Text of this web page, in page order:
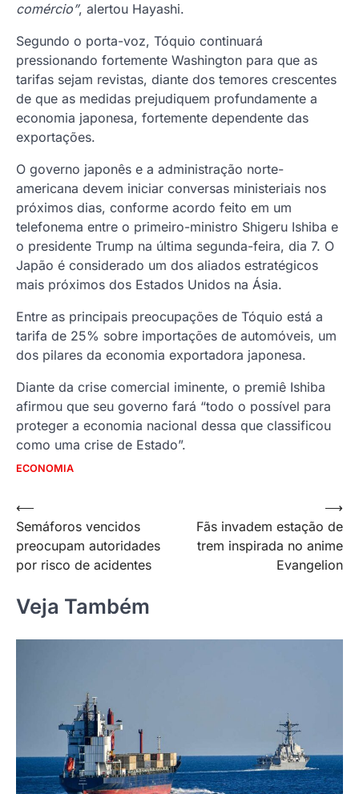
comércio”, alertou Hayashi.
Segundo o porta-voz, Tóquio continuará
pressionando fortemente Washington para que as
tarifas sejam revistas, diante dos temores crescentes
de que as medidas prejudiquem profundamente a
economia japonesa, fortemente dependente das
exportações.
O governo japonês e a administração norte-
americana devem iniciar conversas ministeriais nos
próximos dias, conforme acordo feito em um
telefonema entre o primeiro-ministro Shigeru Ishiba e
o presidente Trump na última segunda-feira, dia 7. O
Japão é considerado um dos aliados estratégicos
mais próximos dos Estados Unidos na Ásia.
Entre as principais preocupações de Tóquio está a
tarifa de 25% sobre importações de automóveis, um
dos pilares da economia exportadora japonesa.
Diante da crise comercial iminente, o premiê Ishiba
afirmou que seu governo fará “todo o possível para
proteger a economia nacional dessa que classificou
como uma crise de Estado”.
ECONOMIA
Navegação
de
Post
⟵
Semáforos vencidos
preocupam autoridades
por risco de acidentes
Fãs invadem estação de
trem inspirada no anime
Evangelion
⟶
Veja Também